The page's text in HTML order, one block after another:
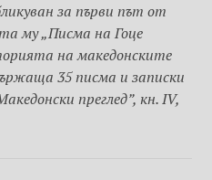
за първи път от
му „Писма на Гоце
на македонските
35 писма и записки
преглед”, кн. IV,